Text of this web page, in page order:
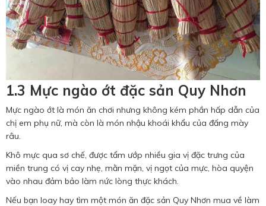
1.3 Mực ngào ớt đặc sản Quy Nhơn
Mực ngào ớt là món ăn chơi nhưng không kém phần hấp dẫn của
chị em phụ nữ, mà còn là món nhậu khoái khẩu của đấng mày
râu.
Khô mực qua sơ chế, được tẩm ướp nhiều gia vị đặc trưng của
miền trung có vị cay nhẹ, mằn mặn, vị ngọt của mực, hòa quyện
vào nhau đảm bảo làm nức lòng thực khách.
Nếu bạn loay hay tìm một món ăn đặc sản Quy Nhơn mua về làm